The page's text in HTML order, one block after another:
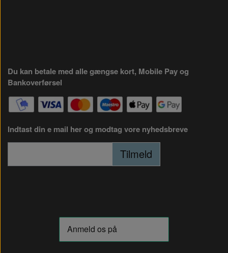
Du kan betale med alle gængse kort, Mobile Pay og
Bankoverførsel
Indtast din e mail her og modtag vore nyhedsbreve
Tilmeld